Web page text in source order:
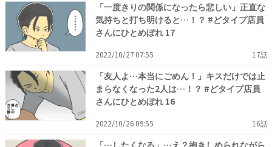
「一度きりの関係になったら悲しい」正直な
気持ちと打ち明けると…！？ #どタイプ店員
さんにひとめぼれ 17
2022/10/27 07:55 17話
「友人よ…本当にごめん！」キスだけでは止
まらなくなった2人は…！？ #どタイプ店員
さんにひとめぼれ 16
2022/10/26 09:55 16話